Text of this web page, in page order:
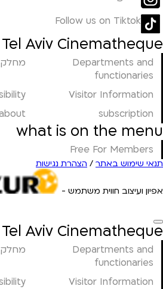
Follow us on Tiktok
Tel Aviv Cinematheque
Departments and
functionaries
Visitor Information
subscription
about
what is on the menu
Free For Members
תנאי שימוש באתר / הצהרת נגישות
אפיון ועיצוב חווית משתמש -
Tel Aviv Cinematheque
Departments and
functionaries
Visitor Information